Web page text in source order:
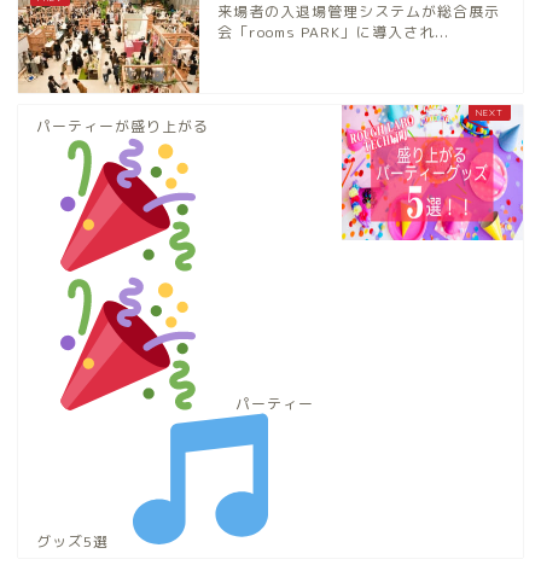
来場者の入退場管理システムが総合展示
会「rooms PARK」に導入され...
パーティーが盛り上がる
パーティー
グッズ5選